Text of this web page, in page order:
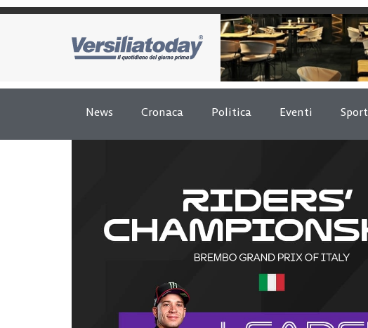
News Cronaca Politica Eventi Sport